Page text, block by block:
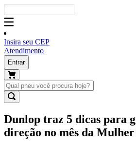
Insira seu CEP
Atendimento
Entrar
Dunlop traz 5 dicas para
direção no mês da Mulher